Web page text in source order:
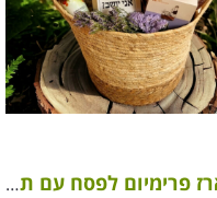
מארז פרימיום לפסח עם תרומה לקהילה